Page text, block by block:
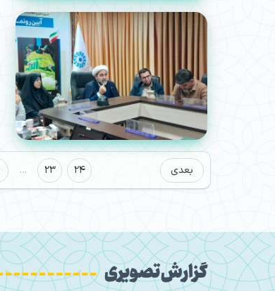
بعدی … 23 24
گزارش تصویری